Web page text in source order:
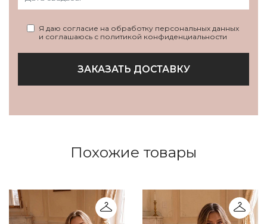
Я даю согласие на обработку персональных данных
и соглашаюсь с политикой конфиденциальности
ЗАКАЗАТЬ ДОСТАВКУ
Похожие товары